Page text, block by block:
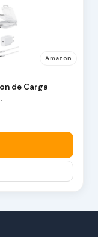
Amazon
de Carga